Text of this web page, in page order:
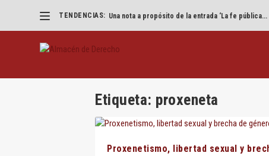
TENDENCIAS: Una nota a propósito de la entrada ‘La fe pública...
Etiqueta: proxeneta
Proxenetismo, libertad sexual y